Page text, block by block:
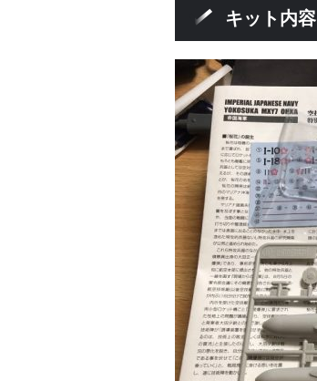
キット内容